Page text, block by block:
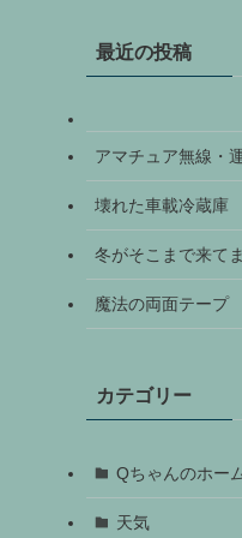
最近の投稿
アマチュア無線・
壊れた車載冷蔵庫
冬がそこまで来て
魔法の両面テープ
カテゴリー
Qちゃんのホー
天気